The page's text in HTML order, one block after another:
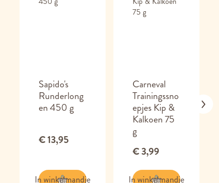
Sapido's
Runderlong
en 450 g
€ 13,95
In winkelmandje
Carneval
Trainingssno
epjes Kip &
Kalkoen 75
g
€ 3,99
In winkelmandje